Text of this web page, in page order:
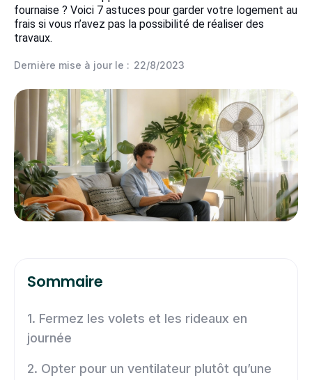
fournaise ? Voici 7 astuces pour garder votre logement au
frais si vous n’avez pas la possibilité de réaliser des
travaux.
Dernière mise à jour le : 22/8/2023
Sommaire
1. Fermez les volets et les rideaux en
journée
2. Opter pour un ventilateur plutôt qu’une